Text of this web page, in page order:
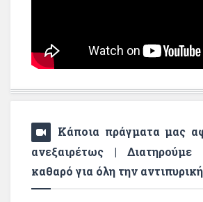
Κάποια πράγματα μας
ανεξαιρέτως | Διατηρούμε
καθαρό για όλη την